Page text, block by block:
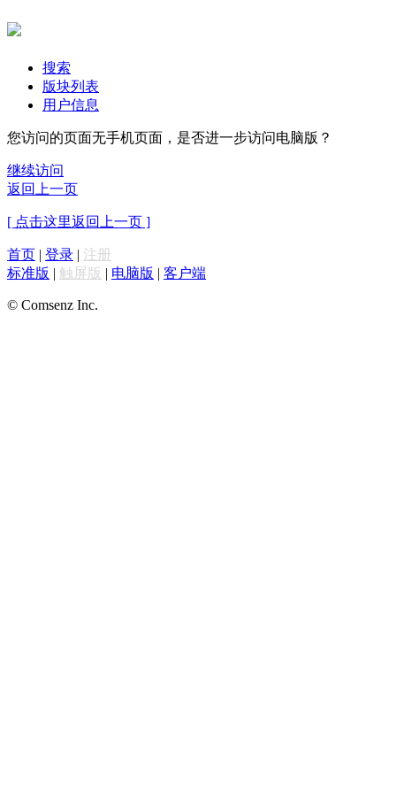
搜索
版块列表
用户信息
您访问的页面无手机页面，是否进一步访问电脑版？
继续访问
返回上一页
[ 点击这里返回上一页 ]
首页 | 登录 | 注册
标准版 | 触屏版 | 电脑版 | 客户端
© Comsenz Inc.